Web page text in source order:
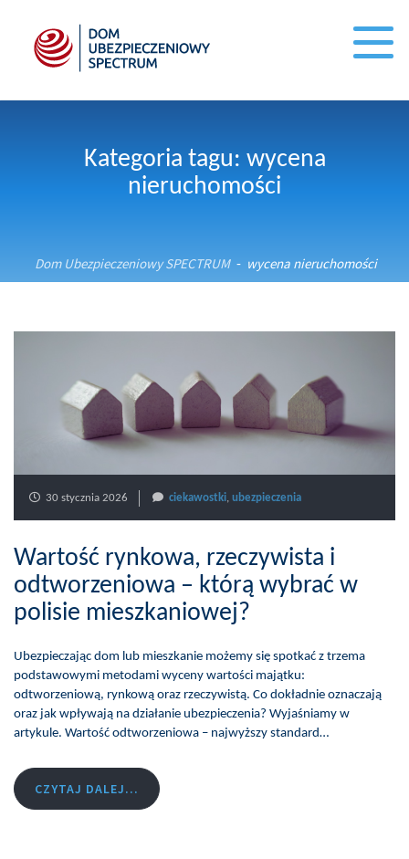
Kategoria tagu: wycena
nieruchomości
Dom Ubezpieczeniowy SPECTRUM - wycena nieruchomości
30 stycznia 2026 ciekawostki, ubezpieczenia
Wartość rynkowa, rzeczywista i
odtworzeniowa – którą wybrać w
polisie mieszkaniowej?
Ubezpieczając dom lub mieszkanie możemy się spotkać z trzema
podstawowymi metodami wyceny wartości majątku:
odtworzeniową, rynkową oraz rzeczywistą. Co dokładnie oznaczają
oraz jak wpływają na działanie ubezpieczenia? Wyjaśniamy w
artykule. Wartość odtworzeniowa – najwyższy standard…
CZYTAJ DALEJ...